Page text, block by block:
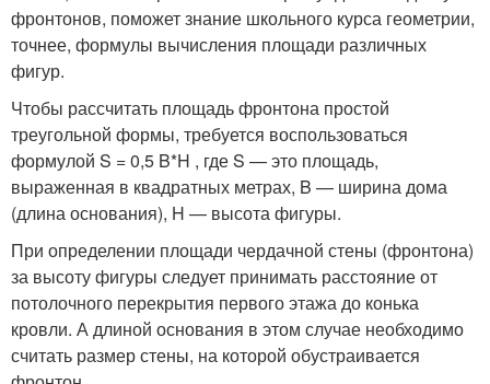
фронтонов, поможет знание школьного курса геометрии,
точнее, формулы вычисления площади различных
фигур.
Чтобы рассчитать площадь фронтона простой
треугольной формы, требуется воспользоваться
формулой S = 0,5 B*H , где S — это площадь,
выраженная в квадратных метрах, B — ширина дома
(длина основания), H — высота фигуры.
При определении площади чердачной стены (фронтона)
за высоту фигуры следует принимать расстояние от
потолочного перекрытия первого этажа до конька
кровли. А длиной основания в этом случае необходимо
считать размер стены, на которой обустраивается